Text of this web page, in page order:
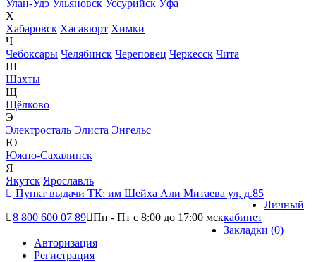
Улан-Удэ Ульяновск Уссурийск Уфа
Х
Хабаровск Хасавюрт Химки
Ч
Чебоксары Челябинск Череповец Черкесск Чита
Ш
Шахты
Щ
Щёлково
Э
Электросталь Элиста Энгельс
Ю
Южно-Сахалинск
Я
Якутск Ярославль
Пункт выдачи ТК: им Шейха Али Митаева ул, д.85
8 800 600 07 89 Пн - Пт с 8:00 до 17:00 мск
Личный
кабинет
Закладки (0)
Авторизация
Регистрация